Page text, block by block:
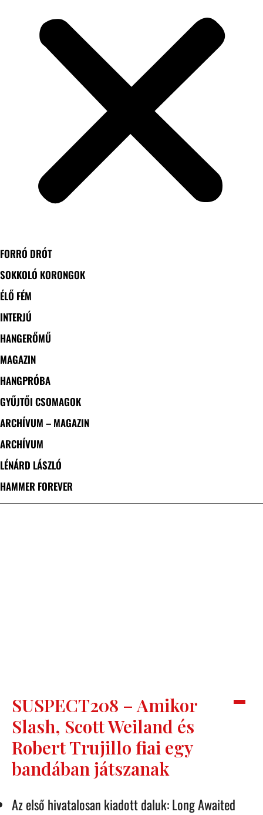
FORRÓ DRÓT
SOKKOLÓ KORONGOK
ÉLŐ FÉM
INTERJÚ
HANGERŐMŰ
MAGAZIN
HANGPRÓBA
GYŰJTŐI CSOMAGOK
ARCHÍVUM – MAGAZIN
ARCHÍVUM
LÉNÁRD LÁSZLÓ
HAMMER FOREVER
SUSPECT208 – Amikor
Slash, Scott Weiland és
Robert Trujillo fiai egy
bandában játszanak
Az első hivatalosan kiadott daluk: Long Awaited